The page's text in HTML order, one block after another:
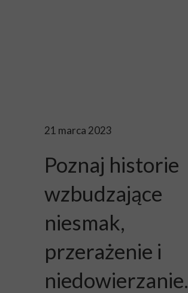
21 marca 2023
Poznaj historie
wzbudzające
niesmak,
przerażenie i
niedowierzanie.